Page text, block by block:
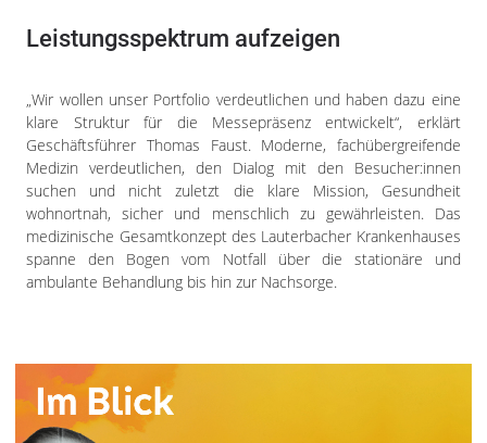
Leistungsspektrum aufzeigen
„Wir wollen unser Portfolio verdeutlichen und haben dazu eine
klare Struktur für die Messepräsenz entwickelt“, erklärt
Geschäftsführer Thomas Faust. Moderne, fachübergreifende
Medizin verdeutlichen, den Dialog mit den Besucher:innen
suchen und nicht zuletzt die klare Mission, Gesundheit
wohnortnah, sicher und menschlich zu gewährleisten. Das
medizinische Gesamtkonzept des Lauterbacher Krankenhauses
spanne den Bogen vom Notfall über die stationäre und
ambulante Behandlung bis hin zur Nachsorge.